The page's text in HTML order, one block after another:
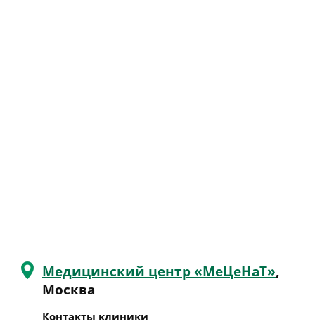
Медицинский центр «МеЦеНаТ»,
Москва
Контакты клиники